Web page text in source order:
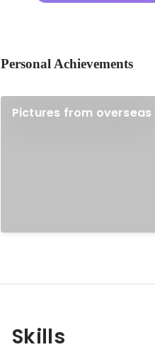
Personal Achievements
Pictures from overseas
Skills